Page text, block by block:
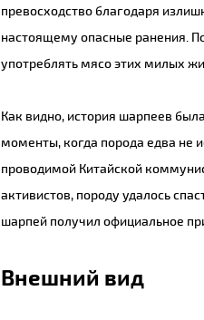
превосходство благодаря
настоящему опасные ранения.
употреблять мясо этих милых
Как видно, история шарпеев
моменты, когда порода едва не
проводимой Китайской
активистов, породу удалось
шарпей получил официальное
Внешний вид